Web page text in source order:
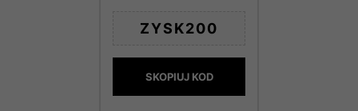
ZYSK200
SKOPIUJ KOD